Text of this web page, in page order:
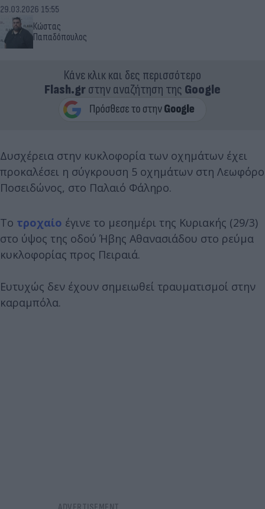
Κώστας
Παπαδόπουλος
29.03.2026 15:55
Κάνε κλικ και δες περισσότερο
Flash.grστην αναζήτηση της Google
Δυσχέρεια στην κυκλοφορία των οχημάτων έχει
προκαλέσει η σύγκρουση 5 οχημάτων στη Λεωφόρο
Ποσειδώνος, στο Παλαιό Φάληρο.
Το τροχαίο έγινε το μεσημέρι της Κυριακής (29/3)
στο ύψος της οδού Ήβης Αθανασιάδου στο ρεύμα
κυκλοφορίας προς Πειραιά.
Ευτυχώς δεν έχουν σημειωθεί τραυματισμοί στην
καραμπόλα.